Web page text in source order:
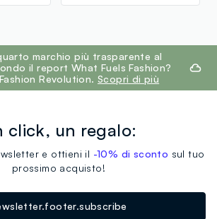
marchio più trasparente al
il report What Fuels Fashion?
Revolution. Scopri di più
click, un regalo:
e ottieni il -10% di sconto sul tuo
prossimo acquisto!